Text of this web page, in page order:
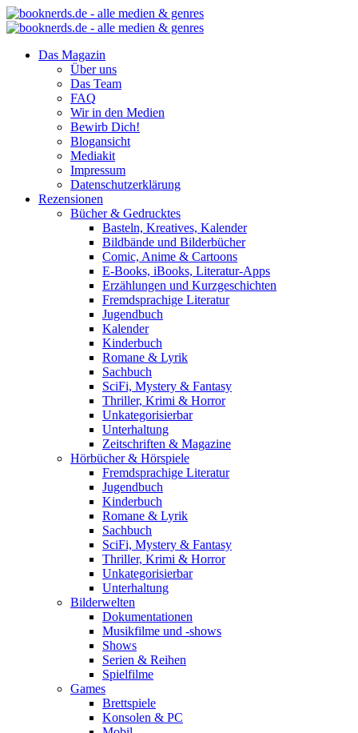
Das Magazin
Über uns
Das Team
FAQ
Wir in den Medien
Bewirb Dich!
Blogansicht
Mediakit
Impressum
Datenschutzerklärung
Rezensionen
Bücher & Gedrucktes
Basteln, Kreatives, Kalender
Bildbände und Bilderbücher
Comic, Anime & Cartoons
E-Books, iBooks, Literatur-Apps
Erzählungen und Kurzgeschichten
Fremdsprachige Literatur
Jugendbuch
Kalender
Kinderbuch
Romane & Lyrik
Sachbuch
SciFi, Mystery & Fantasy
Thriller, Krimi & Horror
Unkategorisierbar
Unterhaltung
Zeitschriften & Magazine
Hörbücher & Hörspiele
Fremdsprachige Literatur
Jugendbuch
Kinderbuch
Romane & Lyrik
Sachbuch
SciFi, Mystery & Fantasy
Thriller, Krimi & Horror
Unkategorisierbar
Unterhaltung
Bilderwelten
Dokumentationen
Musikfilme und -shows
Shows
Serien & Reihen
Spielfilme
Games
Brettspiele
Konsolen & PC